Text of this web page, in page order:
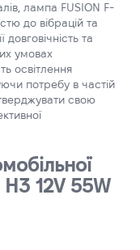
лампа FUSION F-
до вібрацій та
та
умовах
освітлення
потребу в частій
свою
12V 55W